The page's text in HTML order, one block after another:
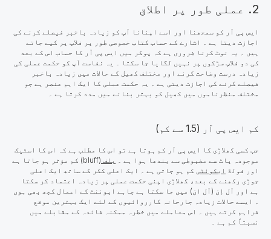
2. عملی طور پر اطلاق
ایس پی آر کو سمجھنا اور اسے اپنانا آپ کو زیادہ باخبر فیصلے کرنے کی
اجازت دیتا ہے ۔ اشارے کے حساب کتاب خصوصی طور پر فلاپ پر کیے جاتے
ہیں ۔ یہ نوٹ کرنا ضروری ہے کہ پوکر میں ایس پی آر کا حساب اس کے بعد
کی دو فلاپ سڑکوں پر نہیں لگایا جا سکتا ۔ یہ نفاست آپ کو حکمت عملی کی
زیادہ درست وضاحت کرنے اور مختلف کھیل کے حالات میں زیادہ باخبر
فیصلے کرنے کی اجازت دیتی ہے ۔ یہ حکمت عملی کا ایک اہم عنصر ہے جو
مختلف منظرناموں میں کھیل کو بہتر بنانے میں مدد کرتا ہے ۔
کم ایس پی آر (1.5 سے کم)
جب کسی کھلاڑی کا ایس پی آر کم ہوتا ہے تو اس کا مطلب ہے کہ اس کا اسٹیک
موجودہ پاٹ سے مضبوطی سے بندھا ہوا ہے ۔
بلف
(bluff) کم مؤثر ہو جاتا ہے
اور فولڈ ایکوئٹی
کم ہو جاتی ہے ۔ ایک اعلی ککر کے ساتھ ایک اعلی
جوڑی رکھنے کے بعد، کھلاڑی اپنی حکمت عملی پر زیادہ اعتماد کر سکتا
ہے اور آل اِن (آل ان) میں جا سکتا ہے چاہے اپوننٹ کے اعمال کچھ بھی ہوں
۔ ایسے حالات زیادہ جارحانہ کارروائیوں کے لئے ایک بہترین موقع
فراہم کرتے ہیں ۔ اس معاملے میں خطرہ ممکنہ فائدہ کے مقابلے میں
نسبتاً کم ہے ۔